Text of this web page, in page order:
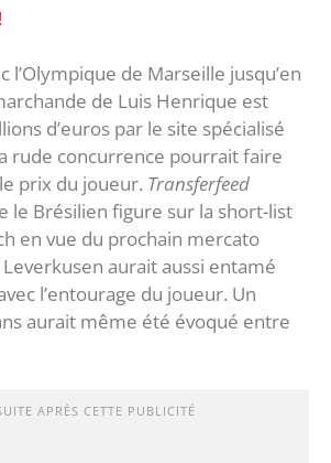
l’Olympique de Marseille jusqu’en
de Luis Henrique est
d’euros par le site spécialisé
rude concurrence pourrait faire
prix du joueur. Transferfeed
le Brésilien figure sur la short-list
en vue du prochain mercato
aurait aussi entamé
l’entourage du joueur. Un
aurait même été évoqué entre
APRÈS CETTE PUBLICITÉ